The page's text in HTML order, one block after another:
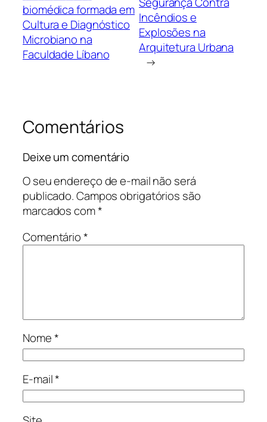
biomédica formada em
Cultura e Diagnóstico
Microbiano na
Faculdade Líbano
Incêndios e
Explosões na
Arquitetura Urbana
→
Comentários
Deixe um comentário
O seu endereço de e-mail não será
publicado.Campos obrigatórios são
marcados com*
Comentário*
Nome*
E-mail*